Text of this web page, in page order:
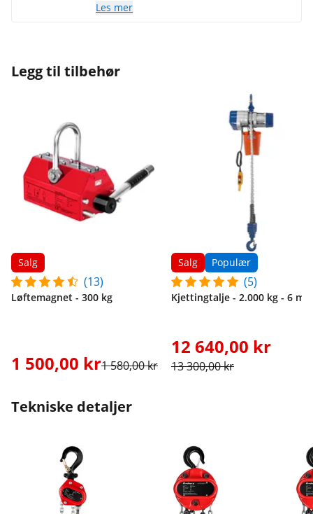
noe som er en fordel. Jeg anbefaler.
Les mer
Legg til tilbehør
Salg
(13)
Løftemagnet - 300 kg
1 500,00 kr1 580,00 kr
Salg Populær
(5)
Kjettingtalje - 2.000 kg - 6 m
12 640,00 kr
13 300,00 kr
Tekniske detaljer